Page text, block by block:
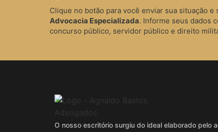
Clique no botão para você enviar sua situação
Advocacia Especializada. Informe seus dados
concurso público, servidor público e direito
O nosso escritório surgiu do ideal elaborado pelo